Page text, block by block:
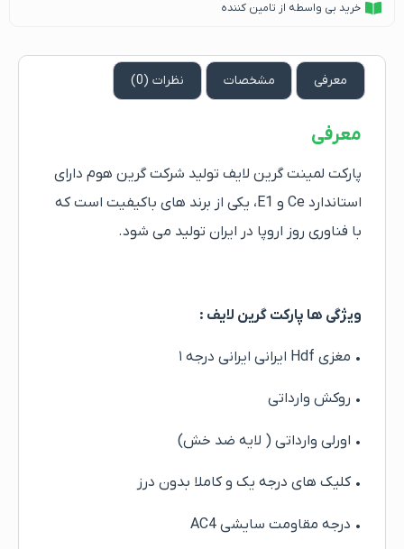
خرید بی واسطه از تامین کننده
معرفی مشخصات نظرات (0)
معرفی
پارکت لمینت گرین لایف تولید شرکت گرین هوم دارای
استاندارد Ce و E1، یکی از برند های باکیفیت است که
با فناوری روز اروپا در ایران تولید می شود.
ویژگی ها پارکت گرین لایف :
• مغزی Hdf ایرانی ایرانی درجه ۱
• روکش وارداتی
• اورلی وارداتی ( لایه ضد خش)
• کلیک های درجه یک و کاملا بدون درز
• درجه مقاومت سایشی AC4